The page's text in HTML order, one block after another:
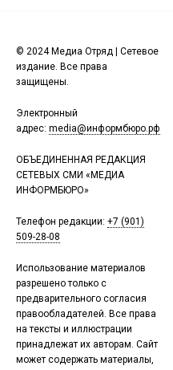
© 2024 Медиа Отряд | Сетевое
издание. Все права
защищены.
Электронный
адрес: media@информбюро.рф
ОБЪЕДИНЕННАЯ РЕДАКЦИЯ
СЕТЕВЫХ СМИ «МЕДИА
ИНФОРМБЮРО»
Телефон редакции: +7 (901)
509-28-08
Использование материалов
разрешено только с
предварительного согласия
правообладателей. Все права
на тексты и иллюстрации
принадлежат их авторам. Сайт
может содержать материалы,